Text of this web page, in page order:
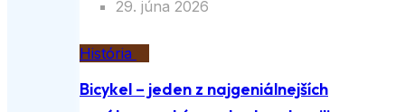
29. júna 2026
História
Bicykel – jeden z najgeniálnejších